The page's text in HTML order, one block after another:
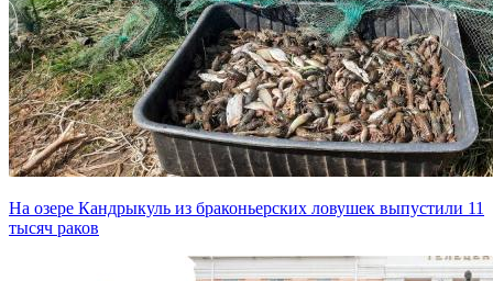
На озере Кандрыкуль из браконьерских ловушек выпустили 11
тысяч раков